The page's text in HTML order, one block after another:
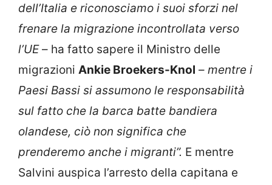
dell’Italia e riconosciamo i suoi sforzi nel
frenare la migrazione incontrollata verso
l’UE– ha fatto sapere il Ministro delle
migrazioni Ankie Broekers-Knol – mentre i
Paesi Bassi si assumono le responsabilità
sul fatto che la barca batte bandiera
olandese, ciò non significa che
prenderemo anche i migranti”. E mentre
Salvini auspica l’arresto della capitana e